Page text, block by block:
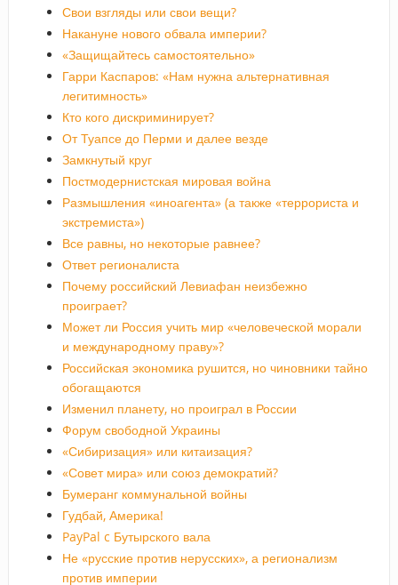
Свои взгляды или свои вещи?
Накануне нового обвала империи?
«Защищайтесь самостоятельно»
Гарри Каспаров: «Нам нужна альтернативная
легитимность»
Кто кого дискриминирует?
От Туапсе до Перми и далее везде
Замкнутый круг
Постмодернистская мировая война
Размышления «иноагента» (а также «террориста и
экстремиста»)
Все равны, но некоторые равнее?
Ответ регионалиста
Почему российский Левиафан неизбежно
проиграет?
Может ли Россия учить мир «человеческой морали
и международному праву»?
Российская экономика рушится, но чиновники тайно
обогащаются
Изменил планету, но проиграл в России
Форум свободной Украины
«Сибиризация» или китаизация?
«Совет мира» или союз демократий?
Бумеранг коммунальной войны
Гудбай, Америка!
PayPal c Бутырского вала
Не «русские против нерусских», а регионализм
против империи